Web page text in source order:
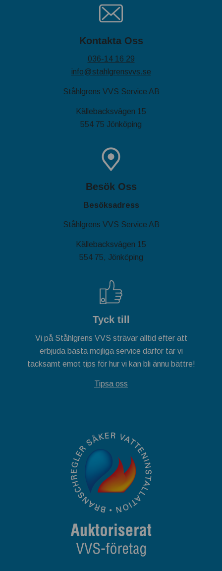
Kontakta Oss
036-14 16 29
info@stahlgrensvvs.se
Ståhlgrens VVS Service AB
Källebacksvägen 15
554 75 Jönköping
Besök Oss
Besöksadress
Ståhlgrens VVS Service AB
Källebacksvägen 15
554 75, Jönköping
Tyck till
Vi på Ståhlgrens VVS strävar alltid efter att
erbjuda bästa möjliga service därför tar vi
tacksamt emot tips för hur vi kan bli ännu bättre!
Tipsa oss